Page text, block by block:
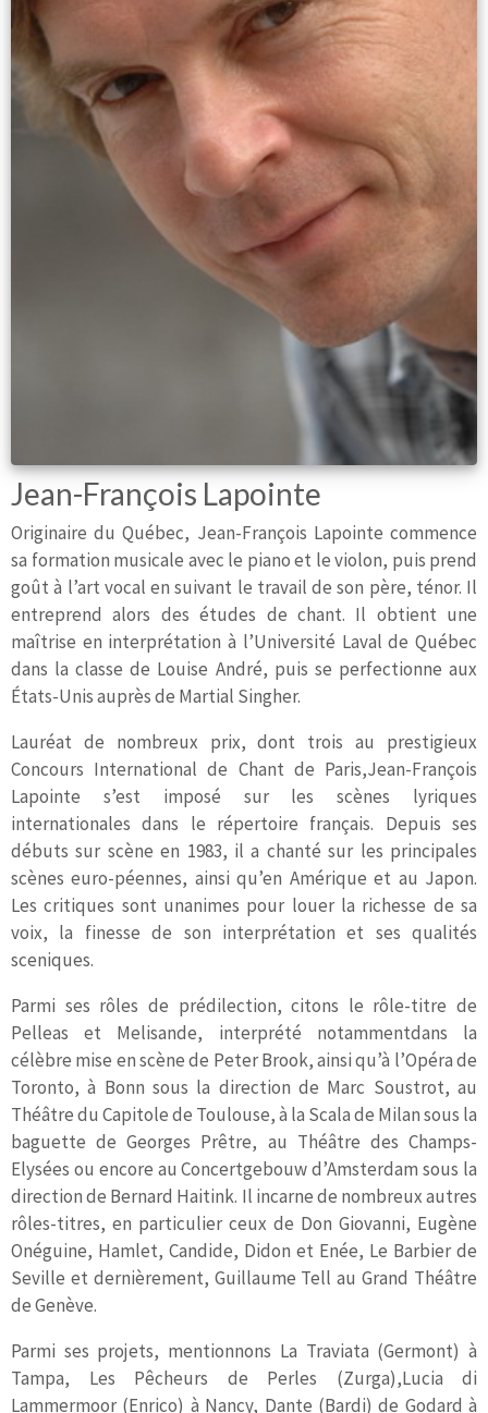
Jean-François Lapointe
Originaire du Québec, Jean-François Lapointe commence
sa formation musicale avec le piano et le violon, puis prend
goût à l’art vocal en suivant le travail de son père, ténor. Il
entreprend alors des études de chant. Il obtient une
maîtrise en interprétation à l’Université Laval de Québec
dans la classe de Louise André, puis se perfectionne aux
États-Unis auprès de Martial Singher.
Lauréat de nombreux prix, dont trois au prestigieux
Concours International de Chant de Paris,Jean-François
Lapointe s’est imposé sur les scènes lyriques
internationales dans le répertoire français. Depuis ses
débuts sur scène en 1983, il a chanté sur les principales
scènes euro-péennes, ainsi qu’en Amérique et au Japon.
Les critiques sont unanimes pour louer la richesse de sa
voix, la finesse de son interprétation et ses qualités
sceniques.
Parmi ses rôles de prédilection, citons le rôle-titre de
Pelleas et Melisande, interprété notammentdans la
célèbre mise en scène de Peter Brook, ainsi qu’à l’Opéra de
Toronto, à Bonn sous la direction de Marc Soustrot, au
Théâtre du Capitole de Toulouse, à la Scala de Milan sous la
baguette de Georges Prêtre, au Théâtre des Champs-
Elysées ou encore au Concertgebouw d’Amsterdam sous la
direction de Bernard Haitink. Il incarne de nombreux autres
rôles-titres, en particulier ceux de Don Giovanni, Eugène
Onéguine, Hamlet, Candide, Didon et Enée, Le Barbier de
Seville et dernièrement, Guillaume Tell au Grand Théâtre
de Genève.
Parmi ses projets, mentionnons La Traviata (Germont) à
Tampa, Les Pêcheurs de Perles (Zurga),Lucia di
Lammermoor (Enrico) à Nancy, Dante (Bardi) de Godard à